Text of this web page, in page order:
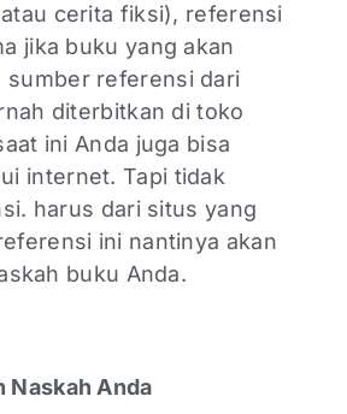
cerita fiksi), referensi
jika buku yang akan
sumber referensi dari
diterbitkan di toko
ini Anda juga bisa
internet. Tapi tidak
harus dari situs yang
ini nantinya akan
buku Anda.
Naskah Anda